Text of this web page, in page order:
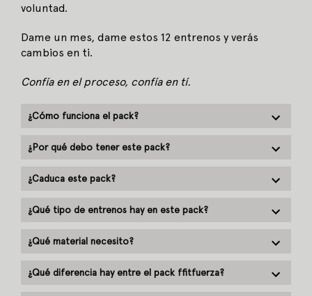
voluntad.
Dame un mes, dame estos 12 entrenos y verás
cambios en ti.
Confía en el proceso, confía en tí.
¿Cómo funciona el pack?
¿Por qué debo tener este pack?
¿Caduca este pack?
¿Qué tipo de entrenos hay en este pack?
¿Qué material necesito?
¿Qué diferencia hay entre el pack ffitfuerza?